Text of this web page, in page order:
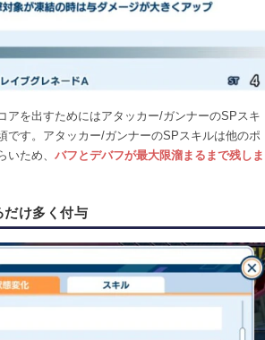
アを出すためにはアタッカー/ガンナーのSPスキ
です。アタッカー/ガンナーのSPスキルは他のポ
いため、 バフとデバフが最大限溜まるまで残しま
だけ多く付与